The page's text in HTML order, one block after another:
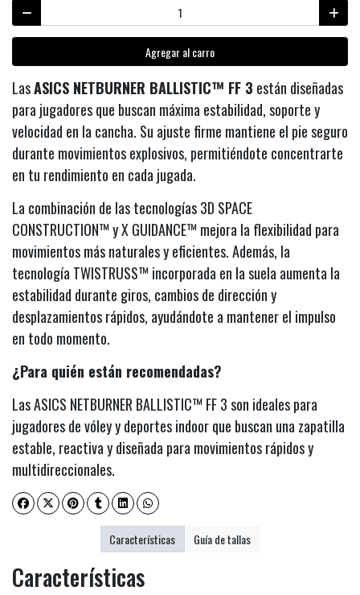
Agregar al carro
LasASICS NETBURNER BALLISTIC™ FF 3 están diseñadas
para jugadores que buscan máxima estabilidad, soporte y
velocidad en la cancha. Su ajuste firme mantiene el pie seguro
durante movimientos explosivos, permitiéndote concentrarte
en tu rendimiento en cada jugada.
La combinación de las tecnologías 3D SPACE
CONSTRUCTION™ y X GUIDANCE™ mejora la flexibilidad para
movimientos más naturales y eficientes. Además, la
tecnología TWISTRUSS™ incorporada en la suela aumenta la
estabilidad durante giros, cambios de dirección y
desplazamientos rápidos, ayudándote a mantener el impulso
en todo momento.
¿Para quién están recomendadas?
Las ASICS NETBURNER BALLISTIC™ FF 3 son ideales para
jugadores de vóley y deportes indoor que buscan una zapatilla
estable, reactiva y diseñada para movimientos rápidos y
multidireccionales.
Características
Características Guía de tallas